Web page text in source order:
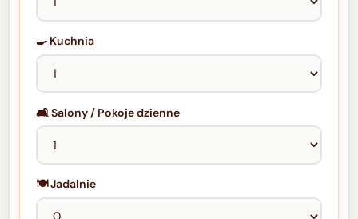
🍳 Kuchnia
🛋️ Salony / Pokoje dzienne
🍽️ Jadalnie